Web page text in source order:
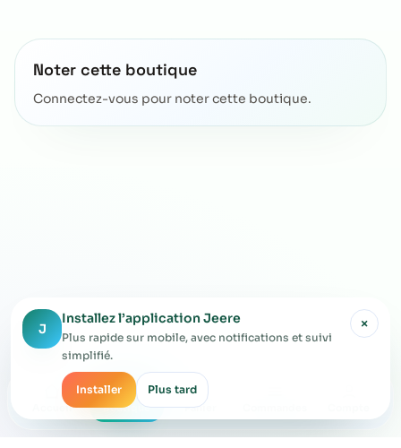
J
Installez l’application Jeere
Plus rapide sur mobile, avec notifications et suivi
simplifié.
Installer Plus tard
×
Noter cette boutique
Connectez-vous pour noter cette boutique.
Accueil Boutique Panier